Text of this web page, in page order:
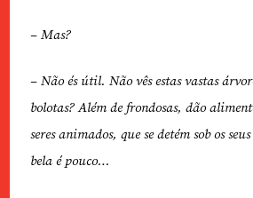
– Mas?
– Não és útil. Não vês estas vastas
bolotas? Além de frondosas, dão
seres animados, que se detém sob os
bela é pouco…